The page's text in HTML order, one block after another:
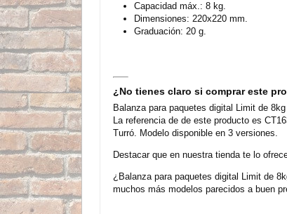
Capacidad máx.: 8 kg.
Dimensiones: 220x220 mm.
Graduación: 20 g.
¿No tienes claro si comprar este
Balanza para paquetes digital Limit de
La referencia de de este producto es
Turró. Modelo disponible en 3 versiones.
Destacar que en nuestra tienda te lo
¿Balanza para paquetes digital Limit de
muchos más modelos parecidos a buen